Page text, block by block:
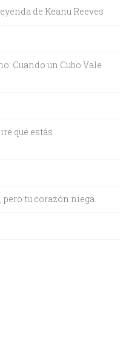
de Keanu Reeves
Cuando un Cubo Vale
qué estás
pero tu corazón niega.